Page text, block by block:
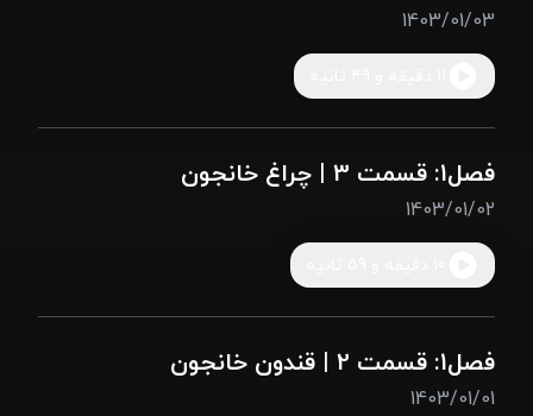
1403/01/03
فصل1: قسمت 3 | چراغ خانجون
1403/01/02
فصل1: قسمت 2 | قندون خانجون
1403/01/01